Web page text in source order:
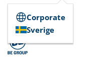
Corporate
Sverige